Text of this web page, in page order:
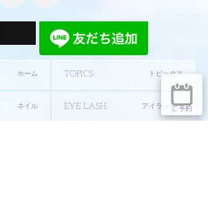
ホーム TOPICS トピックス
ネイル EYE LASH アイラッシュご予約